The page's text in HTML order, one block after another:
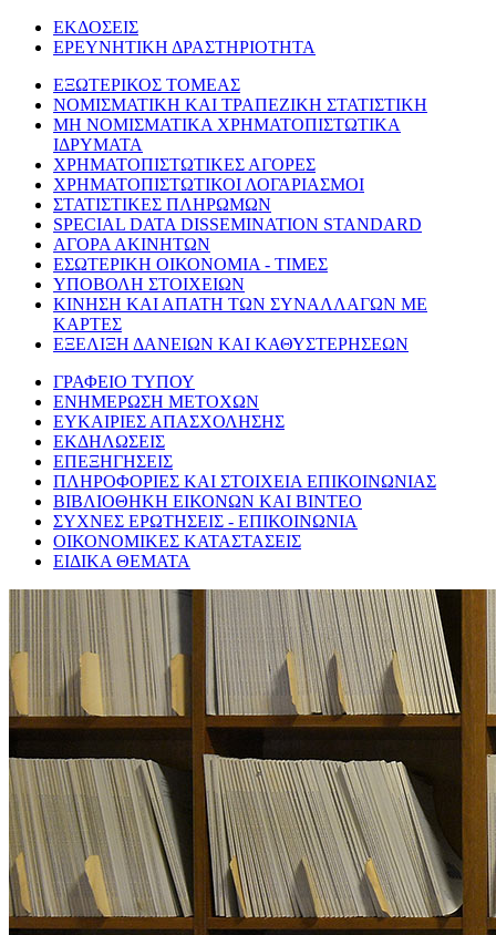
ΕΚΔΟΣΕΙΣ
ΕΡΕΥΝΗΤΙΚΗ ΔΡΑΣΤΗΡΙΟΤΗΤΑ
ΕΞΩΤΕΡΙΚΟΣ ΤΟΜΕΑΣ
ΝΟΜΙΣΜΑΤΙΚΗ ΚΑΙ ΤΡΑΠΕΖΙΚΗ ΣΤΑΤΙΣΤΙΚΗ
ΜΗ ΝΟΜΙΣΜΑΤΙΚΑ ΧΡΗΜΑΤΟΠΙΣΤΩΤΙΚΑ
ΙΔΡΥΜΑΤΑ
ΧΡΗΜΑΤΟΠΙΣΤΩΤΙΚΕΣ ΑΓΟΡΕΣ
ΧΡΗΜΑΤΟΠΙΣΤΩΤΙΚΟΙ ΛΟΓΑΡΙΑΣΜΟΙ
ΣΤΑΤΙΣΤΙΚΕΣ ΠΛΗΡΩΜΩΝ
SPECIAL DATA DISSEMINATION STANDARD
ΑΓΟΡΑ ΑΚΙΝΗΤΩΝ
ΕΣΩΤΕΡΙΚΗ ΟΙΚΟΝΟΜΙΑ - ΤΙΜΕΣ
ΥΠΟΒΟΛΗ ΣΤΟΙΧΕΙΩΝ
ΚΙΝΗΣΗ ΚΑΙ ΑΠΑΤΗ ΤΩΝ ΣΥΝΑΛΛΑΓΩΝ ΜΕ
ΚΑΡΤΕΣ
ΕΞΕΛΙΞΗ ΔΑΝΕΙΩΝ ΚΑΙ ΚΑΘΥΣΤΕΡΗΣΕΩΝ
ΓΡΑΦΕΙΟ ΤΥΠΟΥ
ΕΝΗΜΕΡΩΣΗ ΜΕΤΟΧΩΝ
ΕΥΚΑΙΡΙΕΣ ΑΠΑΣΧΟΛΗΣΗΣ
ΕΚΔΗΛΩΣΕΙΣ
ΕΠΕΞΗΓΗΣΕΙΣ
ΠΛΗΡΟΦΟΡΙΕΣ ΚΑΙ ΣΤΟΙΧΕΙΑ ΕΠΙΚΟΙΝΩΝΙΑΣ
ΒΙΒΛΙΟΘΗΚΗ ΕΙΚΟΝΩΝ ΚΑΙ ΒΙΝΤΕΟ
ΣΥΧΝΕΣ ΕΡΩΤΗΣΕΙΣ - ΕΠΙΚΟΙΝΩΝΙΑ
ΟΙΚΟΝΟΜΙΚΕΣ ΚΑΤΑΣΤΑΣΕΙΣ
ΕΙΔΙΚΑ ΘΕΜΑΤΑ